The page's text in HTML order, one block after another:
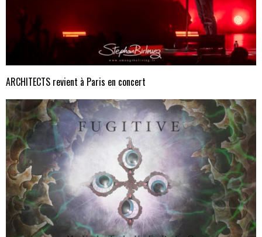
ARCHITECTS revient à Paris en concert